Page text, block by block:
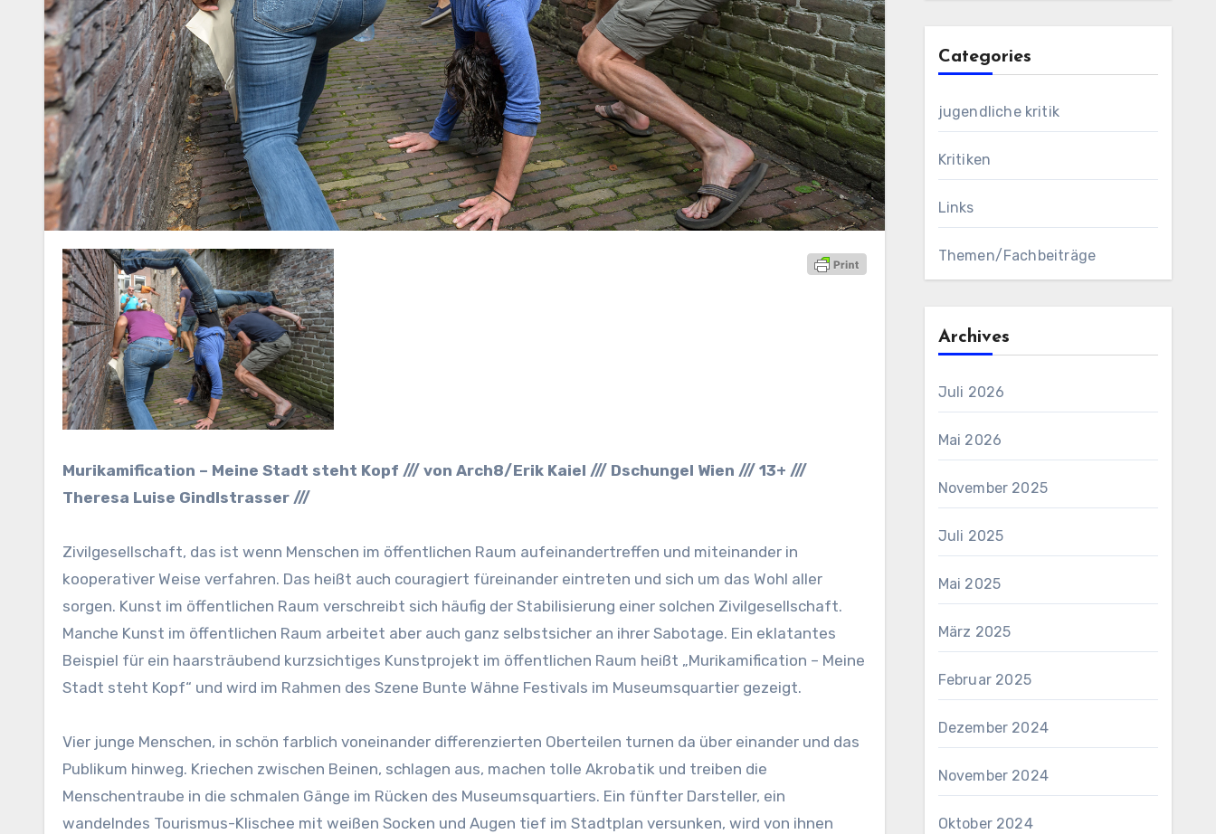
Murikamification – Meine Stadt steht Kopf /// von Arch8/Erik Kaiel /// Dschungel Wien /// 13+ ///
Theresa Luise Gindlstrasser ///
Zivilgesellschaft, das ist wenn Menschen im öffentlichen Raum aufeinandertreffen und miteinander in
kooperativer Weise verfahren. Das heißt auch couragiert füreinander eintreten und sich um das Wohl aller
sorgen. Kunst im öffentlichen Raum verschreibt sich häufig der Stabilisierung einer solchen Zivilgesellschaft.
Manche Kunst im öffentlichen Raum arbeitet aber auch ganz selbstsicher an ihrer Sabotage. Ein eklatantes
Beispiel für ein haarsträubend kurzsichtiges Kunstprojekt im öffentlichen Raum heißt „Murikamification – Meine
Stadt steht Kopf“ und wird im Rahmen des Szene Bunte Wähne Festivals im Museumsquartier gezeigt.
Vier junge Menschen, in schön farblich voneinander differenzierten Oberteilen turnen da über einander und das
Publikum hinweg. Kriechen zwischen Beinen, schlagen aus, machen tolle Akrobatik und treiben die
Menschentraube in die schmalen Gänge im Rücken des Museumsquartiers. Ein fünfter Darsteller, ein
wandelndes Tourismus-Klischee mit weißen Socken und Augen tief im Stadtplan versunken, wird von ihnen
Categories
jugendliche kritik
Kritiken
Links
Themen/Fachbeiträge
Archives
Juli 2026
Mai 2026
November 2025
Juli 2025
Mai 2025
März 2025
Februar 2025
Dezember 2024
November 2024
Oktober 2024